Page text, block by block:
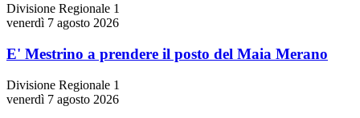
Divisione Regionale 1
venerdì 7 agosto 2026
E' Mestrino a prendere il posto del Maia Merano
Divisione Regionale 1
venerdì 7 agosto 2026